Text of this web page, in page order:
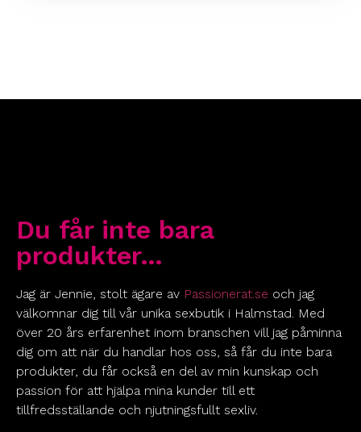
Du får inte bara
produkter…
Jag är Jennie, stolt ägare av Passionerat.se och jag
välkomnar dig till vår unika sexbutik i Halmstad. Med
över 20 års erfarenhet inom branschen vill jag påminna
dig om att när du handlar hos oss, så får du inte bara
produkter, du får också en del av min kunskap och
passion för att hjälpa mina kunder till ett
tillfredsställande och njutningsfullt sexliv.